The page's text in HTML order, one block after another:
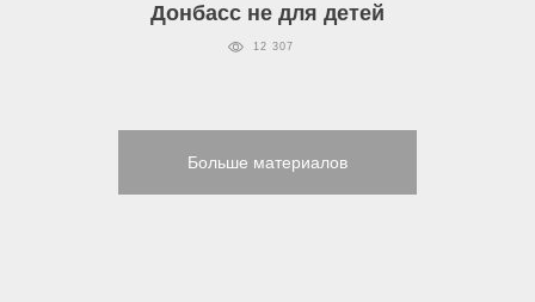
Донбасс не для детей
12 307
Больше материалов